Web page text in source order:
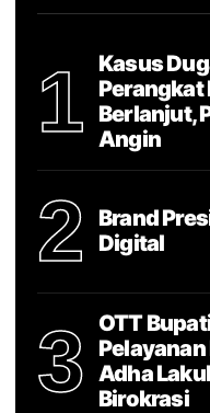
1
Kasus
Perangkat
Berlanjut,
Angin
2
Brand
Digital
3
OTT
Adha
Birokrasi